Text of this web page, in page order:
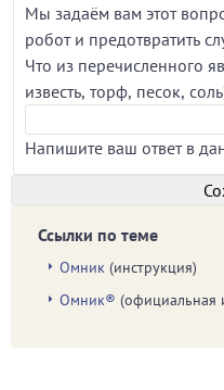
Мы задаём вам этот
робот и предотвратить
Что из перечисленного
известь, торф, песок,
Напишите ваш ответ в
Ссылки по теме
Омник (инструкция)
Омник® (официальная